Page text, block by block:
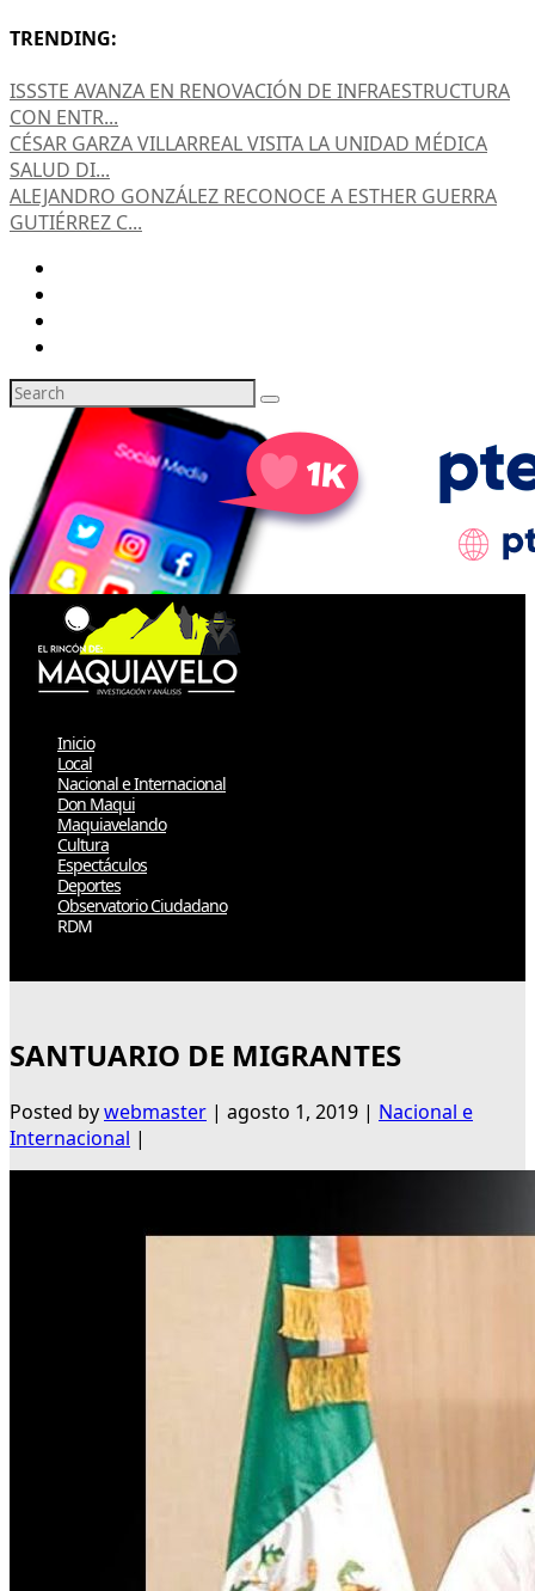
TRENDING:
ISSSTE AVANZA EN RENOVACIÓN DE INFRAESTRUCTURA
CON ENTR...
CÉSAR GARZA VILLARREAL VISITA LA UNIDAD MÉDICA
SALUD DI...
ALEJANDRO GONZÁLEZ RECONOCE A ESTHER GUERRA
GUTIÉRREZ C...
Inicio
Local
Nacional e Internacional
Don Maqui
Maquiavelando
Cultura
Espectáculos
Deportes
Observatorio Ciudadano
RDM
SANTUARIO DE MIGRANTES
Posted bywebmaster | agosto 1, 2019 | Nacional e
Internacional |